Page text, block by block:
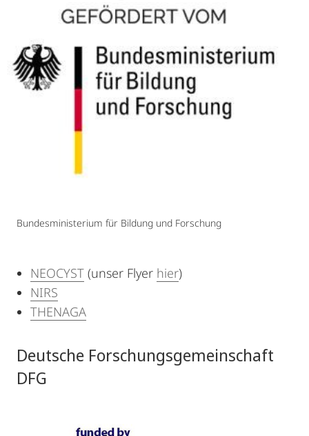
Bundesministerium für Bildung und Forschung
NEOCYST (unser Flyer hier)
NIRS
THENAGA
Deutsche Forschungsgemeinschaft
DFG